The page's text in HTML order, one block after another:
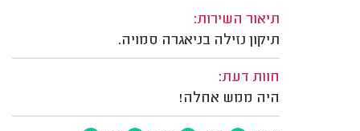
תיאור השירות:
תיקון נזילה בניאגרה סמויה.
חוות דעת:
היה ממש אחלה!